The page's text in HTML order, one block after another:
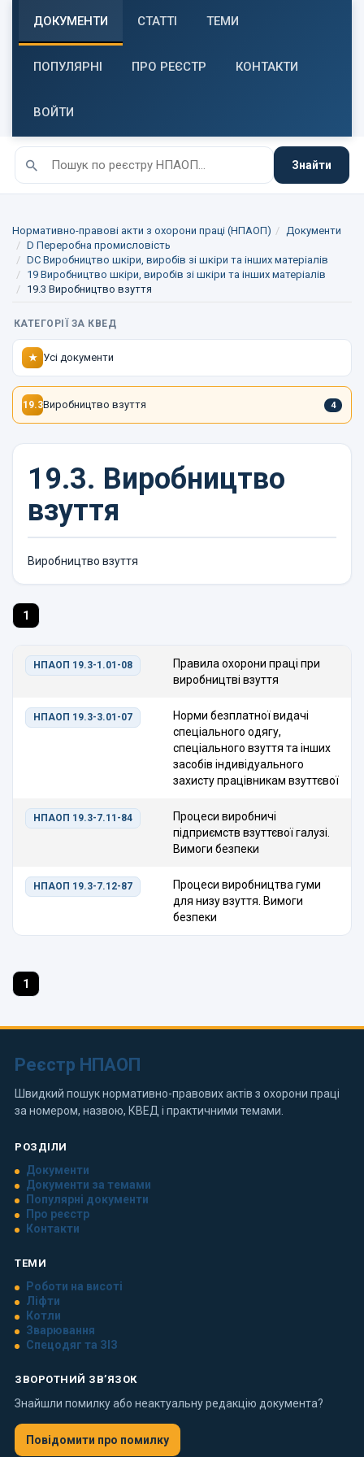
ДОКУМЕНТИ СТАТТІ ТЕМИ
ПОПУЛЯРНІ ПРО РЕЄСТР КОНТАКТИ
ВОЙТИ
Знайти
Нормативно-правові акти з охорони праці (НПАОП)
Документи
D Переробна промисловість
DC Виробництво шкіри, виробів зі шкіри та інших матеріалів
19 Виробництво шкіри, виробів зі шкіри та інших матеріалів
19.3 Виробництво взуття
КАТЕГОРІЇ ЗА КВЕД
★ Усі документи
19.3Виробництво взуття 4
19.3. Виробництво
взуття
Виробництво взуття
1
НПАОП 19.3-1.01-08
Правила охорони праці при
виробництві взуття
НПАОП 19.3-3.01-07
Норми безплатної видачі
спеціального одягу,
спеціального взуття та інших
засобів індивідуального
захисту працівникам взуттєвої
НПАОП 19.3-7.11-84
Процеси виробничі
підприємств взуттєвої галузі.
Вимоги безпеки
НПАОП 19.3-7.12-87
Процеси виробництва гуми
для низу взуття. Вимоги
безпеки
1
Реєстр НПАОП
Швидкий пошук нормативно-правових актів з охорони праці
за номером, назвою, КВЕД і практичними темами.
РОЗДІЛИ
Документи
Документи за темами
Популярні документи
Про реєстр
Контакти
ТЕМИ
Роботи на висоті
Ліфти
Котли
Зварювання
Спецодяг та ЗІЗ
ЗВОРОТНИЙ ЗВ’ЯЗОК
Знайшли помилку або неактуальну редакцію документа?
Повідомити про помилку